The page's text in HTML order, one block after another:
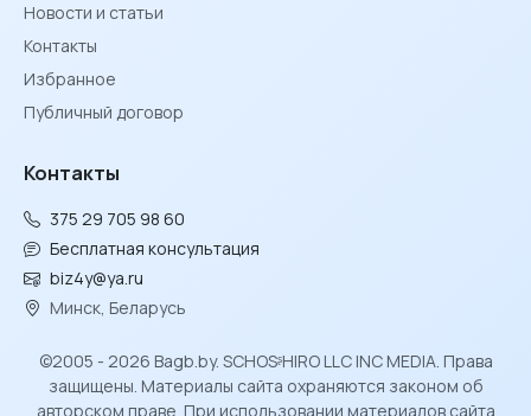
Новости и статьи
Контакты
Избранное
Публичный договор
Контакты
375 29 705 98 60
Бесплатная консультация
biz4y@ya.ru
Минск, Беларусь
©2005 - 2026 Bagb.by. SCHOSᶳHIRO LLC INC MEDIA. Права
защищены. Материалы сайта охраняются законом об
авторском праве. При использовании материалов сайта